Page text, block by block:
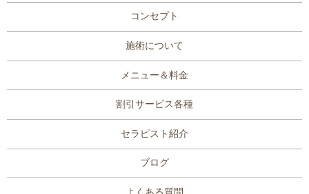
コンセプト
施術について
メニュー＆料金
割引サービス各種
セラピスト紹介
ブログ